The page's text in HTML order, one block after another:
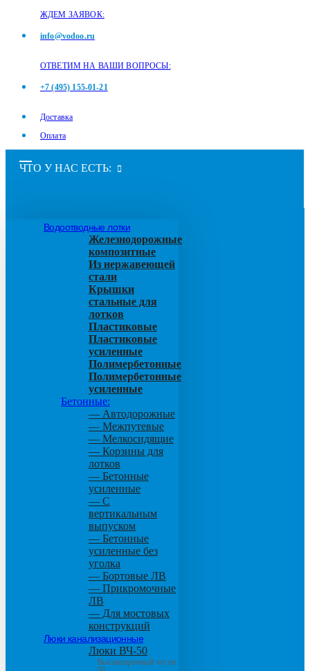
ЖДЕМ ЗАЯВОК:
info@vodoo.ru
ОТВЕТИМ НА ВАШИ ВОПРОСЫ:
+7 (495) 155-01-21
Доставка
Оплата
ЧТО У НАС ЕСТЬ:
Водоотводные лотки
Железнодорожные
композитные
Из нержавеющей
стали
Крышки
стальные для
лотков
Пластиковые
Пластиковые
усиленные
Полимербетонные
Полимербетонные
усиленные
Бетонные:
— Автодорожные
— Межпутевые
— Мелкосидящие
— Корзины для
лотков
— Бетонные
усиленные
— С
вертикальным
выпуском
— Бетонные
усиленные без
уголка
— Бортовые ЛВ
— Прикромочные
ЛВ
— Для мостовых
конструкций
Люки канализационные
Люки ВЧ-50
Высокопрочный чугун